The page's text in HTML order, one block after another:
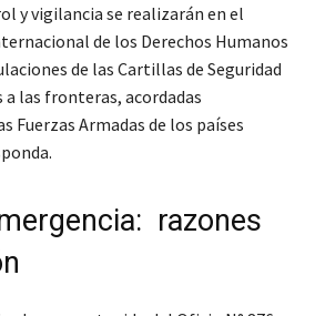
y vigilancia se realizarán en el
de los Derechos Humanos
de las Cartillas de Seguridad
a las fronteras, acordadas
Armadas de los países
razones